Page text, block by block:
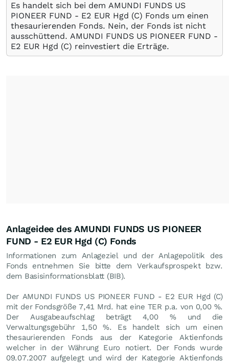
Es handelt sich bei dem AMUNDI FUNDS US
PIONEER FUND - E2 EUR Hgd (C) Fonds um einen
thesaurierenden Fonds. Nein, der Fonds ist nicht
ausschüttend. AMUNDI FUNDS US PIONEER FUND -
E2 EUR Hgd (C) reinvestiert die Erträge.
Anlageidee des AMUNDI FUNDS US PIONEER
FUND - E2 EUR Hgd (C) Fonds
Informationen zum Anlageziel und der Anlagepolitik des
Fonds entnehmen Sie bitte dem Verkaufsprospekt bzw.
dem Basisinformationsblatt (BIB).
Der AMUNDI FUNDS US PIONEER FUND - E2 EUR Hgd (C)
mit der Fondsgröße 7,41 Mrd. hat eine TER p.a. von 0,00 %.
Der Ausgabeaufschlag beträgt 4,00 % und die
Verwaltungsgebühr 1,50 %. Es handelt sich um einen
thesaurierenden Fonds aus der Kategorie Aktienfonds
welcher in der Währung Euro notiert. Der Fonds wurde
09.07.2007 aufgelegt und wird der Kategorie Aktienfonds